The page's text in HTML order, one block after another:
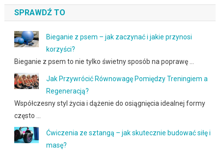
SPRAWDŹ TO
Bieganie z psem – jak zaczynać i jakie przynosi
korzyści?
Bieganie z psem to nie tylko świetny sposób na poprawę …
Jak Przywrócić Równowagę Pomiędzy Treningiem a
Regeneracją?
Współczesny styl życia i dążenie do osiągnięcia idealnej formy
często …
Ćwiczenia ze sztangą – jak skutecznie budować siłę i
masę?